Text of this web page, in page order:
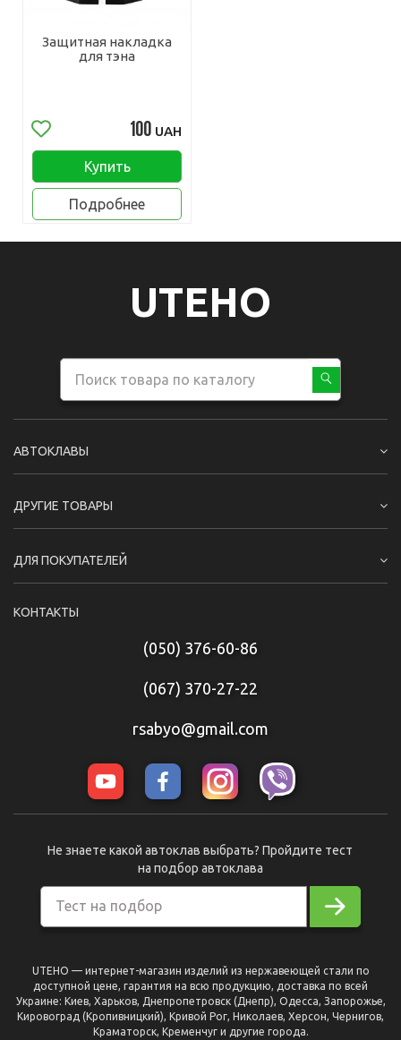
Защитная накладка
для тэна
100 UAH
Купить
Подробнее
UTEHO
АВТОКЛАВЫ
ДРУГИЕ ТОВАРЫ
ДЛЯ ПОКУПАТЕЛЕЙ
КОНТАКТЫ
(050) 376-60-86
(067) 370-27-22
rsabyo@gmail.com
Тест на подбор
Не знаете какой автоклав выбрать? Пройдите тест
на подбор автоклава
UTEHO — интернет-магазин изделий из нержавеющей стали по
доступной цене, гарантия на всю продукцию, доставка по всей
Украине: Киев, Харьков, Днепропетровск (Днепр), Одесса, Запорожье,
Кировоград (Кропивницкий), Кривой Рог, Николаев, Херсон, Чернигов,
Краматорск, Кременчуг и другие города.